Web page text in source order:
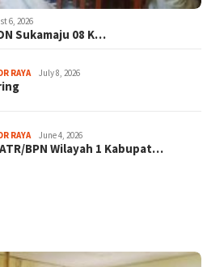
6, 2026
Sukamaju 08 K…
RAYA July 8, 2026
RAYA June 4, 2026
BPN Wilayah 1 Kabupat…